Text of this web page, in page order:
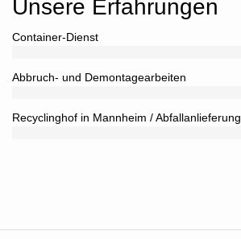
Unsere Erfahrungen
Container-Dienst
Abbruch- und Demontagearbeiten
Recyclinghof in Mannheim / Abfallanlieferung